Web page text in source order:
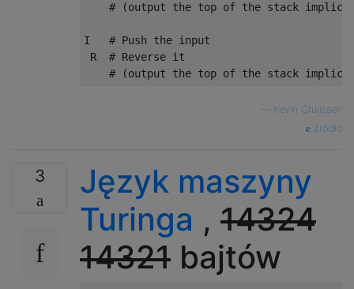
# (output the top of the stack
I # Push the input
R # Reverse it
# (output the top of the stack
Kevin Cruijssen
źródło
3
Język maszyny
Turinga , 14324
14321 bajtów